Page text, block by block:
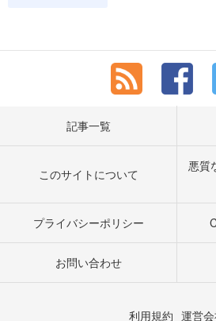
記事一覧
このサイトについて
悪質
プライバシーポリシー
お問い合わせ
利用規約 運営